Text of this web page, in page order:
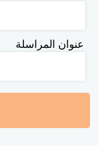
عنوان المراسلة